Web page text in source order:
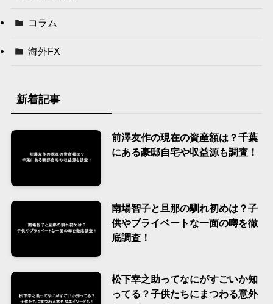
コラム
海外FX
新着記事
前澤友作の現在の資産額は？千葉
にある豪邸自宅や収益源も調査！
南場智子と旦那の馴れ初めは？子
供やプライベートな一面の噂を徹
底調査！
松下幸之助ってなにがすごいか知
ってる？子供たちにまつわる意外